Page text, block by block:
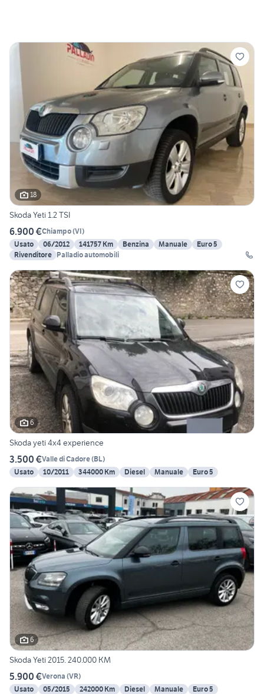
18
Skoda Yeti 1.2 TSI
6.900 €Chiampo(VI)
Usato
06/2012 141757 Km Benzina Manuale
Euro 5
Rivenditore Palladio automobili
6
Skoda yeti 4x4 experience
3.500 €Valle di Cadore(BL)
Usato
10/2011 344000 Km Diesel Manuale Euro 5
6
Skoda Yeti 2015. 240.000 KM
5.900 €Verona (VR)
Usato
05/2015 242000 Km Diesel Manuale Euro 5